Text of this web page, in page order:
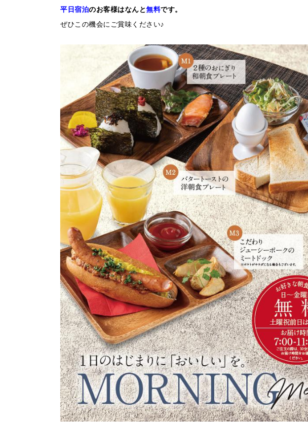
平日宿泊のお客様はなんと無料です。
ぜひこの機会にご賞味ください♪